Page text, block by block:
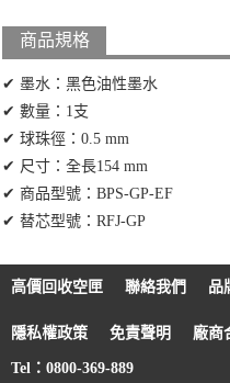
商品規格
✔ 墨水：黑色油性墨水
✔ 數量：1支
✔ 球珠徑：0.5 mm
✔ 尺寸：全長154 mm
✔ 商品型號：BPS-GP-EF
✔ 替芯型號：RFJ-GP
高價回收空匣 聯絡我們 品
隱私權政策 免責聲明 廠商
Tel：0800-369-889